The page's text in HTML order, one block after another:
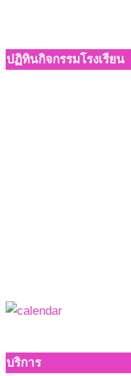
ปฏิทินกิจกรรมโรงเรียน
บริการ